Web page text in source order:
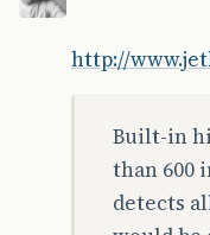
http://
Built-in
than 600
detects